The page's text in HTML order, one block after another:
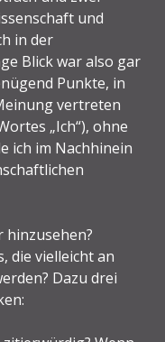
und
in der
Blick war also gar
Punkte, in
vertreten
„Ich“), ohne
ich im Nachhinein
hinzusehen?
die vielleicht an
Dazu drei